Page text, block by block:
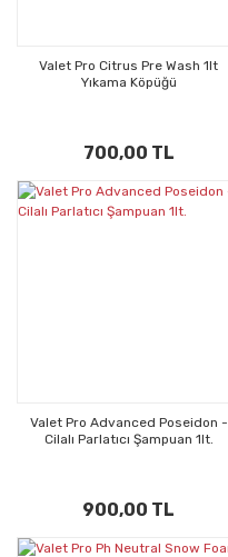
Valet Pro Citrus Pre Wash 1lt
Yıkama Köpüğü
700,00 TL
Valet Pro Advanced Poseidon -
Cilalı Parlatıcı Şampuan 1lt.
900,00 TL